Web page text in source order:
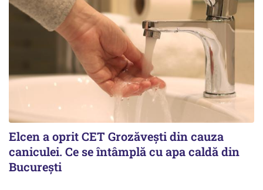
Elcen a oprit CET Grozăvești din cauza
caniculei. Ce se întâmplă cu apa caldă din
București